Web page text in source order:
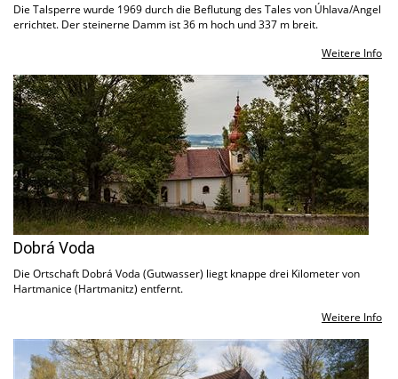
Die Talsperre wurde 1969 durch die Beflutung des Tales von Úhlava/Angel
errichtet. Der steinerne Damm ist 36 m hoch und 337 m breit.
Weitere Info
Dobrá Voda
Die Ortschaft Dobrá Voda (Gutwasser) liegt knappe drei Kilometer von
Hartmanice (Hartmanitz) entfernt.
Weitere Info